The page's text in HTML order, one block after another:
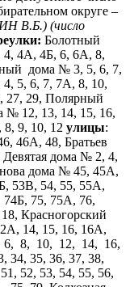
округе –
В.Б.) (число
Болотный
4А, 4Б, 6, 6А, 8,
дома № 3, 5, 6, 7,
5, 6, 7, 7А, 8, 10,
27, 29, Полярный
12, 13, 14, 15, 16,
8, 9, 10, 12 улицы:
46А, 48, Братьев
дома № 2, 4,
дома № 45, 45А,
53В, 54, 55, 55А,
74Б, 75, 75А, 76,
Красногорский
14, 15, 16, 16А,
6, 8, 10, 12, 14, 16,
34, 35, 36, 37, 38,
52, 53, 54, 55, 56,